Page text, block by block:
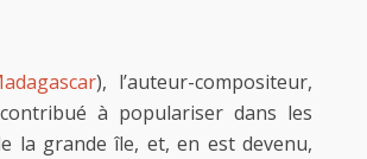
), l’auteur-compositeur,
à populariser dans les
la grande île, et, en est devenu,